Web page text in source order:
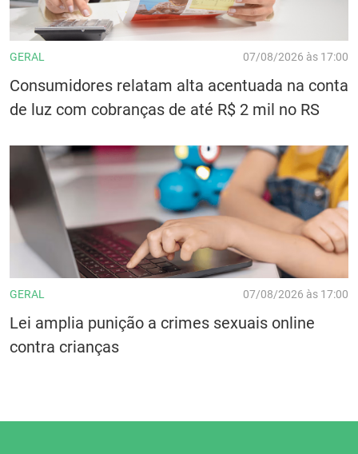
GERAL 07/08/2026 às 17:00
Consumidores relatam alta acentuada na conta
de luz com cobranças de até R$ 2 mil no RS
GERAL 07/08/2026 às 17:00
Lei amplia punição a crimes sexuais online
contra crianças